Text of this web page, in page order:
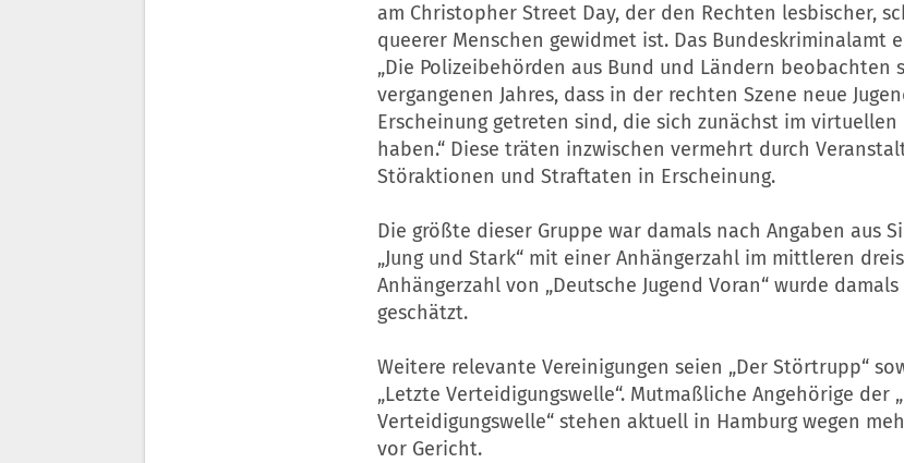
am Christopher Street Day, der den Rechten lesbischer,
queerer Menschen gewidmet ist. Das Bundeskriminalamt
„Die Polizeibehörden aus Bund und Ländern beobachten
vergangenen Jahres, dass in der rechten Szene neue
Erscheinung getreten sind, die sich zunächst im virtuellen
haben.“ Diese träten inzwischen vermehrt durch
Störaktionen und Straftaten in Erscheinung.
Die größte dieser Gruppe war damals nach Angaben aus
„Jung und Stark“ mit einer Anhängerzahl im mittleren
Anhängerzahl von „Deutsche Jugend Voran“ wurde
geschätzt.
Weitere relevante Vereinigungen seien „Der Störtrupp“
„Letzte Verteidigungswelle“. Mutmaßliche Angehörige der
Verteidigungswelle“ stehen aktuell in Hamburg wegen
vor Gericht.